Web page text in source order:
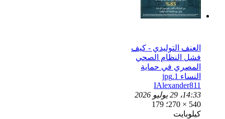
العنف التوليدي - كيف
فشل النظام الصحي
المصري في حماية
النساء 1.jpg
IAlexander811
14:33، 29 يوليو 2026
540 × 270؛ 179
كيلوبايت